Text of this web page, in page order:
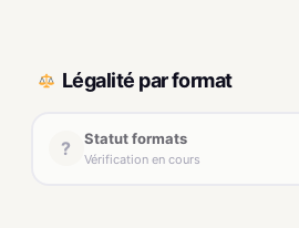
Légalité par format
? Statut formats
Vérification en cours